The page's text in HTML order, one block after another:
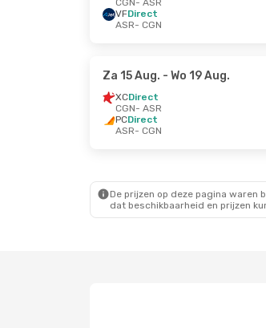
CGN- ASR
VFDirect
ASR- CGN
Za 15 Aug. - Wo 19 Aug.
XCDirect
CGN- ASR
PCDirect
ASR- CGN
De prijzen op deze pagina
dat beschikbaarheid en prijzen